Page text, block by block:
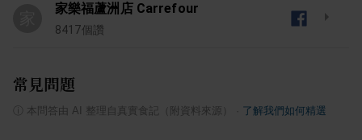
家樂福蘆洲店 Carrefour
8417個讚
常見問題
本問答由 AI 整理自真實食記（附資料來源） 了解我們如何精選